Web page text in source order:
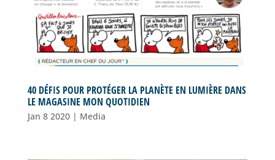
40 DÉFIS POUR PROTÉGER LA PLANÈTE EN LUMIÈRE DANS
LE MAGASINE MON QUOTIDIEN
Jan 8 2020| Media